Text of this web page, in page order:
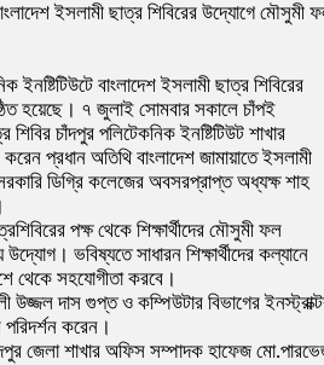
ইসলামী ছাত্র শিবিরের উদ্যোগে মৌসুমী
বাংলাদেশ ইসলামী ছাত্র শিবিরের
হয়েছে। ৭ জুলাই সোমবার সকালে চাঁপই
শিবির চাঁদপুর পলিটেকনিক ইনষ্টিটিউট শাখার
প্রধান অতিথি বাংলাদেশ জামায়াতে ইসলামী
ডিগ্রি কলেজের অবসরপ্রাপ্ত অধ্যক্ষ শাহ
পক্ষ থেকে শিক্ষার্থীদের মৌসুমী ফল
ভবিষ্যতে সাধারন শিক্ষার্থীদের কল্যানে
থেকে সহযোগীতা করবে।
দাস গুপ্ত ও কম্পিউটার বিভাগের
করেন।
জেলা শাখার অফিস সম্পাদক হাফেজ